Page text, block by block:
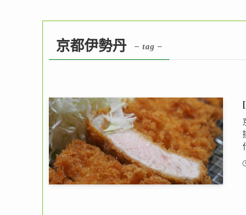
京都伊勢丹 – tag –